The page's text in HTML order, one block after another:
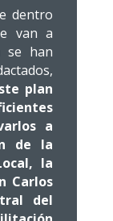
dentro
van a
se han
plan
a
de la
la
Carlos
del